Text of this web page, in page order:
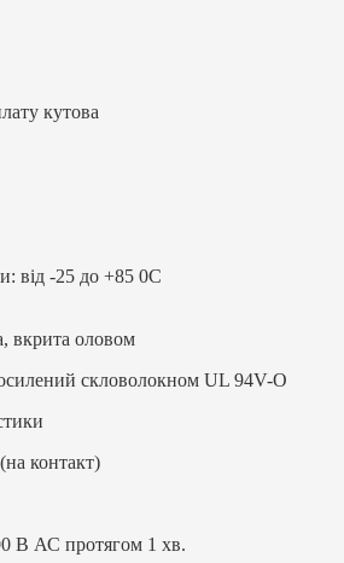
кутова
від -25 до +85 0C
вкрита оловом
скловолокном UL 94V-O
контакт)
В АС протягом 1 хв.